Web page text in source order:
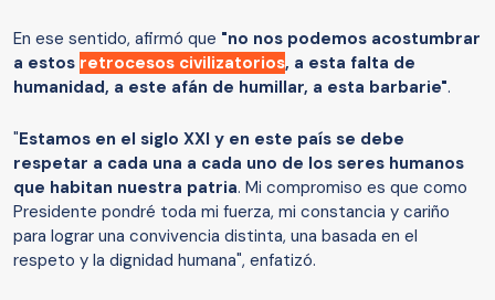
En ese sentido, afirmó que "no nos podemos acostumbrar
a estos retrocesos civilizatorios, a esta falta de
humanidad, a este afán de humillar, a esta barbarie".
"Estamos en el siglo XXI y en este país se debe
respetar a cada una a cada uno de los seres humanos
que habitan nuestra patria. Mi compromiso es que como
Presidente pondré toda mi fuerza, mi constancia y cariño
para lograr una convivencia distinta, una basada en el
respeto y la dignidad humana", enfatizó.